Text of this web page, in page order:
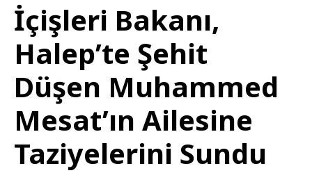
İçişleri Bakanı,
Halep’te Şehit
Düşen Muhammed
Mesat’ın Ailesine
Taziyelerini Sundu